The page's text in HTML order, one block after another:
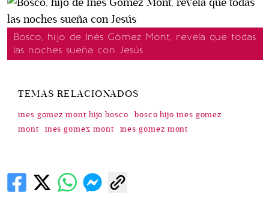
Bosco, hijo de Inés Gómez Mont, revela que todas
las noches sueña con Jesús
TEMAS RELACIONADOS
ines gomez mont hijo bosco
bosco hijo ines gomez
mont
ines gomex mont ines gomez mont